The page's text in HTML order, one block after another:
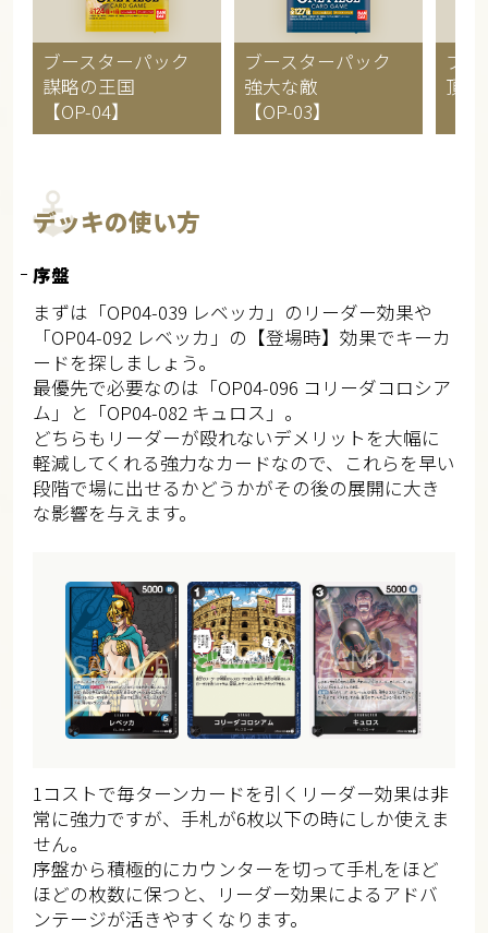
ブースターパック
謀略の王国
【OP-04】
ブースターパック
強大な敵
【OP-03】
ブ
頂
デッキの使い方
序盤
まずは「OP04-039 レベッカ」のリーダー効果や
「OP04-092 レベッカ」の【登場時】効果でキーカ
ードを探しましょう。
最優先で必要なのは「OP04-096 コリーダコロシア
ム」と「OP04-082 キュロス」。
どちらもリーダーが殴れないデメリットを大幅に
軽減してくれる強力なカードなので、これらを早い
段階で場に出せるかどうかがその後の展開に大き
な影響を与えます。
1コストで毎ターンカードを引くリーダー効果は非
常に強力ですが、手札が6枚以下の時にしか使えま
せん。
序盤から積極的にカウンターを切って手札をほど
ほどの枚数に保つと、リーダー効果によるアドバ
ンテージが活きやすくなります。